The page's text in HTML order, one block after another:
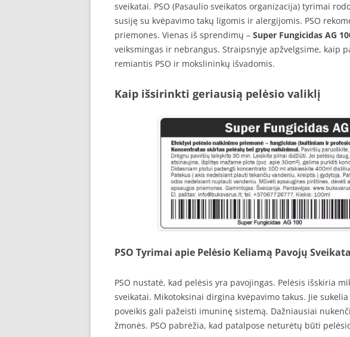
sveikatai. PSO (Pasaulio sveikatos organizacija) tyrimai
susiję su kvėpavimo takų ligomis ir alergijomis. PSO
priemones. Vienas iš sprendimų – Super Fungicidas AG
veiksmingas ir nebrangus. Straipsnyje apžvelgsime, kaip
remiantis PSO ir mokslininkų išvadomis.
Kaip išsirinkti geriausią pelėsio valiklį
PSO Tyrimai apie Pelėsio Keliamą Pavojų
PSO nustatė, kad pelėsis yra pavojingas. Pelėsis išskiria
sveikatai. Mikotoksinai dirgina kvėpavimo takus. Jie
poveikis gali pažeisti imuninę sistemą. Dažniausiai
žmonės. PSO pabrėžia, kad patalpose neturėtų būti